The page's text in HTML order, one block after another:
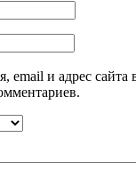
email и адрес сайта